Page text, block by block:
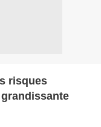
risques